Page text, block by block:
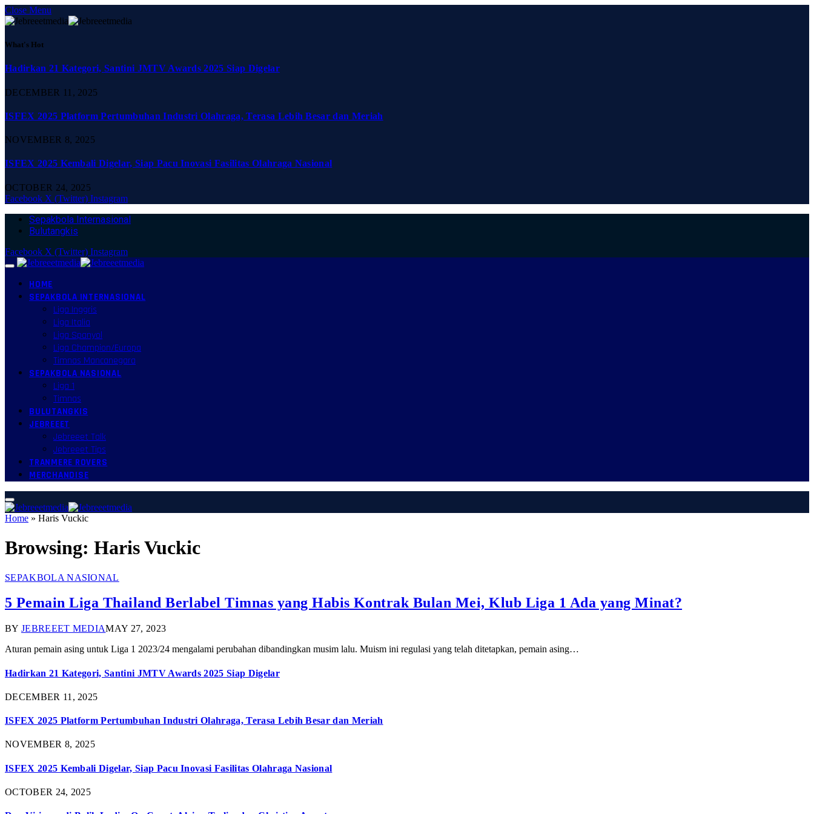
Close Menu
What's Hot
Hadirkan 21 Kategori, Santini JMTV Awards 2025 Siap Digelar
DECEMBER 11, 2025
ISFEX 2025 Platform Pertumbuhan Industri Olahraga, Terasa Lebih Besar dan Meriah
NOVEMBER 8, 2025
ISFEX 2025 Kembali Digelar, Siap Pacu Inovasi Fasilitas Olahraga Nasional
OCTOBER 24, 2025
Facebook X (Twitter) Instagram
Sepakbola Internasional
Bulutangkis
Facebook X (Twitter) Instagram
HOME
SEPAKBOLA INTERNASIONAL
Liga Inggris
Liga Italia
Liga Spanyol
Liga Champion/Europa
Timnas Mancanegara
SEPAKBOLA NASIONAL
Liga 1
Timnas
BULUTANGKIS
JEBREEET
Jebreeet Talk
Jebreeet Tips
TRANMERE ROVERS
MERCHANDISE
Home » Haris Vuckic
Browsing: Haris Vuckic
SEPAKBOLA NASIONAL
5 Pemain Liga Thailand Berlabel Timnas yang Habis Kontrak Bulan Mei, Klub Liga 1 Ada yang Minat?
BY JEBREEET MEDIAMAY 27, 2023
Aturan pemain asing untuk Liga 1 2023/24 mengalami perubahan dibandingkan musim lalu. Muism ini regulasi yang telah ditetapkan, pemain asing…
Hadirkan 21 Kategori, Santini JMTV Awards 2025 Siap Digelar
DECEMBER 11, 2025
ISFEX 2025 Platform Pertumbuhan Industri Olahraga, Terasa Lebih Besar dan Meriah
NOVEMBER 8, 2025
ISFEX 2025 Kembali Digelar, Siap Pacu Inovasi Fasilitas Olahraga Nasional
OCTOBER 24, 2025